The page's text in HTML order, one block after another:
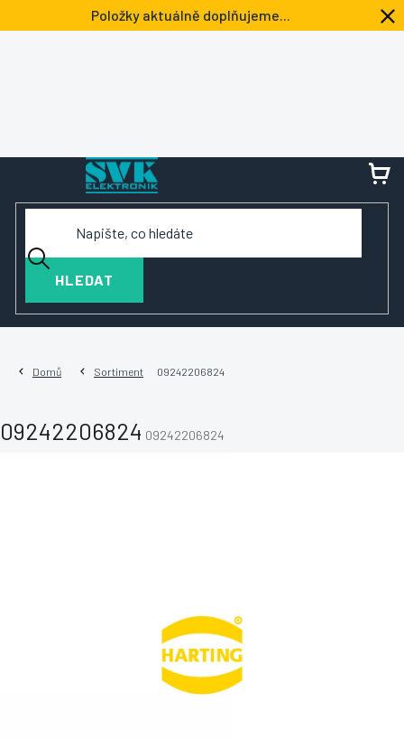
na
Položky aktuálně doplňujeme...
HLEDAT
Domů Sortiment 09242206824
09242206824 09242206824